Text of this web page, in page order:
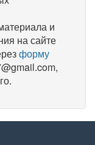
и
на сайте
форму